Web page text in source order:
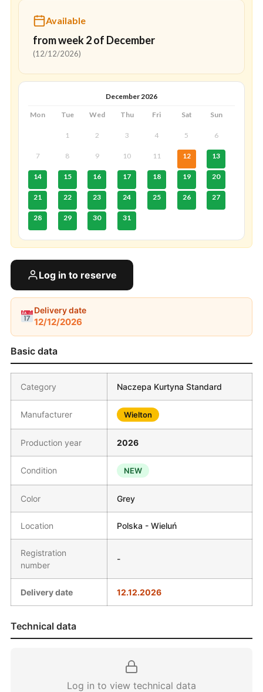
Available
from week 2 of December
(12/12/2026)
December 2026
Mon Tue Wed Thu Fri Sat Sun
1 2 3 4 5 6
7 8 9 10 11 12 13
14 15 16 17 18 19 20
21 22 23 24 25 26 27
28 29 30 31
Log in to reserve
Delivery date
12/12/2026
Basic data
Category Naczepa Kurtyna Standard
Manufacturer Wielton
Production year 2026
Condition NEW
Color Grey
Location Polska - Wieluń
Registration
number
-
Delivery date 12.12.2026
Technical data
Log in to view technical data